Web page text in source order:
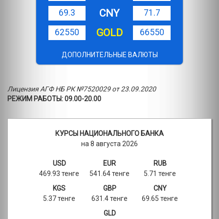
69.3
CNY
71.7
62550
GOLD 66550
ДОПОЛНИТЕЛЬНЫЕ ВАЛЮТЫ
Лицензия АГФ НБ РК №7520029 от 23.09.2020
РЕЖИМ РАБОТЫ: 09.00-20.00
КУРСЫ НАЦИОНАЛЬНОГО БАНКА
на 8 августа 2026
USD
469.93 тенге
EUR
541.64 тенге
RUB
5.71 тенге
KGS
5.37 тенге
GBP
631.4 тенге
CNY
69.65 тенге
GLD